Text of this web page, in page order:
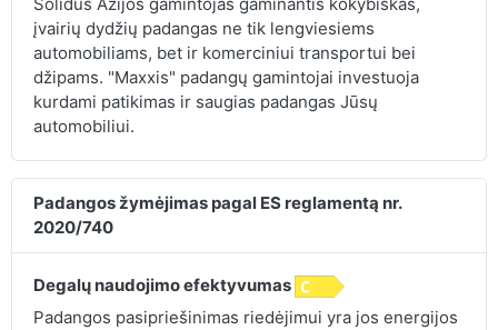
įvairių dydžių padangas ne tik lengviesiems
automobiliams, bet ir komerciniui transportui bei
džipams. "Maxxis" padangų gamintojai investuoja
kurdami patikimas ir saugias padangas Jūsų
automobiliui.
Padangos žymėjimas pagal ES reglamentą nr.
2020/740
Degalų naudojimo efektyvumas
Padangos pasipriešinimas riedėjimui yra jos energijos